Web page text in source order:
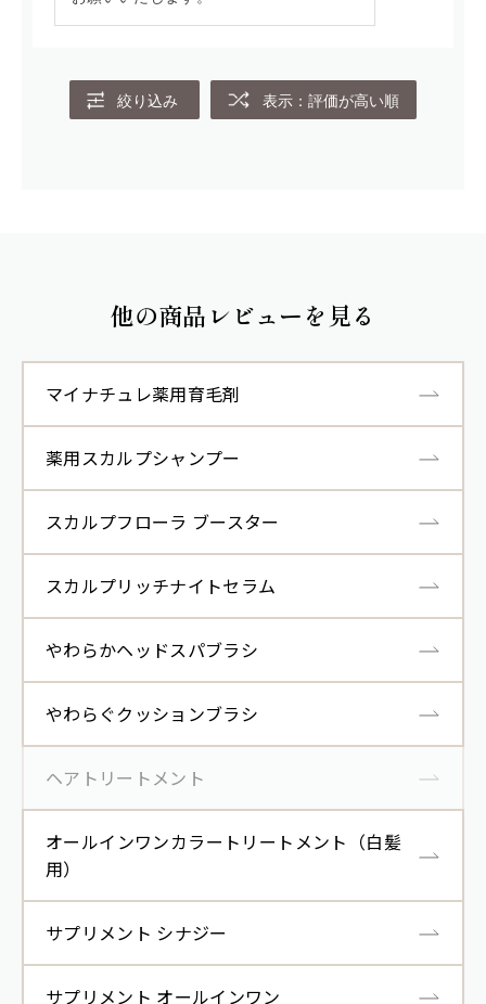
絞り込み 表示：評価が高い順
他の商品レビューを見る
マイナチュレ薬用育毛剤
薬用スカルプシャンプー
スカルプフローラ ブースター
スカルプリッチナイトセラム
やわらかヘッドスパブラシ
やわらぐクッションブラシ
ヘアトリートメント
オールインワンカラートリートメント（白髪
用）
サプリメント シナジー
サプリメント オールインワン